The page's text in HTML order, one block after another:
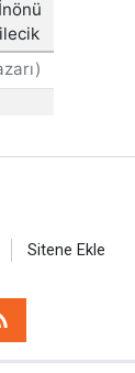
Sitene Ekle